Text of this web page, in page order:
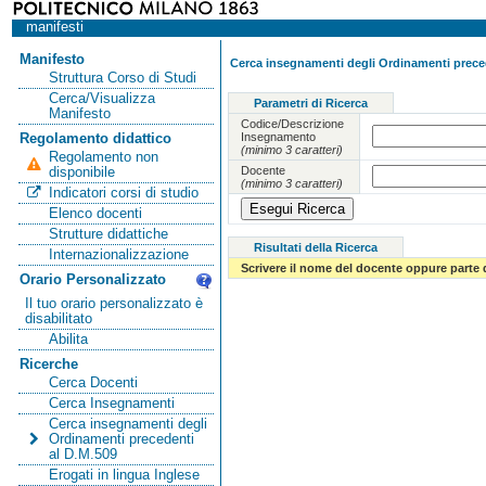
manifesti
Manifesto
Struttura Corso di Studi
Cerca/Visualizza
Manifesto
Regolamento didattico
Regolamento non
disponibile
Indicatori corsi di studio
Elenco docenti
Strutture didattiche
Internazionalizzazione
Orario Personalizzato
Il tuo orario personalizzato è
disabilitato
Abilita
Ricerche
Cerca Docenti
Cerca Insegnamenti
Cerca insegnamenti degli
Ordinamenti precedenti
al D.M.509
Erogati in lingua Inglese
Cerca insegnamenti degli Ordinamenti
Parametri di Ricerca
Codice/Descrizione
Insegnamento
(minimo 3 caratteri)
Docente
(minimo 3 caratteri)
Risultati della Ricerca
Scrivere il nome del docente oppure